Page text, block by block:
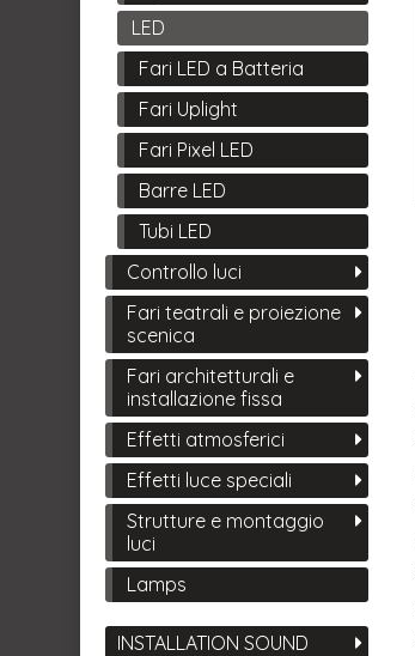
LED
Fari LED a Batteria
Fari Uplight
Fari Pixel LED
Barre LED
Tubi LED
Controllo luci
Fari teatrali e proiezione
scenica
Fari architetturali e
installazione fissa
Effetti atmosferici
Effetti luce speciali
Strutture e montaggio
luci
Lamps
INSTALLATION SOUND